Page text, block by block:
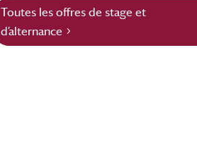
Toutes les offres de stage et
d’alternance